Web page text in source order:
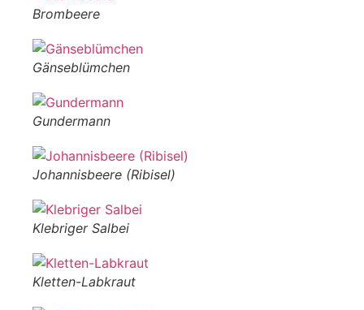
Brombeere
Gänseblümchen
Gundermann
Johannisbeere (Ribisel)
Klebriger Salbei
Kletten-Labkraut